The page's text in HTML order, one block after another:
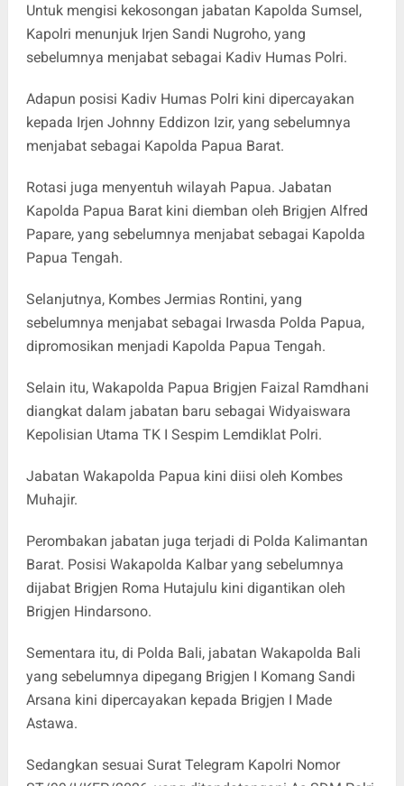
Untuk mengisi kekosongan jabatan Kapolda Sumsel,
Kapolri menunjuk Irjen Sandi Nugroho, yang
sebelumnya menjabat sebagai Kadiv Humas Polri.
Adapun posisi Kadiv Humas Polri kini dipercayakan
kepada Irjen Johnny Eddizon Izir, yang sebelumnya
menjabat sebagai Kapolda Papua Barat.
Rotasi juga menyentuh wilayah Papua. Jabatan
Kapolda Papua Baratkini diemban oleh Brigjen Alfred
Papare, yang sebelumnya menjabat sebagai Kapolda
Papua Tengah.
Selanjutnya, Kombes Jermias Rontini, yang
sebelumnya menjabat sebagai Irwasda Polda Papua,
dipromosikan menjadi Kapolda Papua Tengah.
Selain itu, Wakapolda Papua Brigjen Faizal Ramdhani
diangkat dalam jabatan baru sebagai Widyaiswara
Kepolisian Utama TK I Sespim Lemdiklat Polri.
Jabatan Wakapolda Papua kini diisi oleh Kombes
Muhajir.
Perombakan jabatan juga terjadi di Polda Kalimantan
Barat. Posisi Wakapolda Kalbaryang sebelumnya
dijabat Brigjen Roma Hutajulu kini digantikan oleh
Brigjen Hindarsono.
Sementara itu, di Polda Bali, jabatan Wakapolda Bali
yang sebelumnya dipegang Brigjen I Komang Sandi
Arsana kini dipercayakan kepada Brigjen I Made
Astawa.
Sedangkan sesuai Surat Telegram Kapolri Nomor